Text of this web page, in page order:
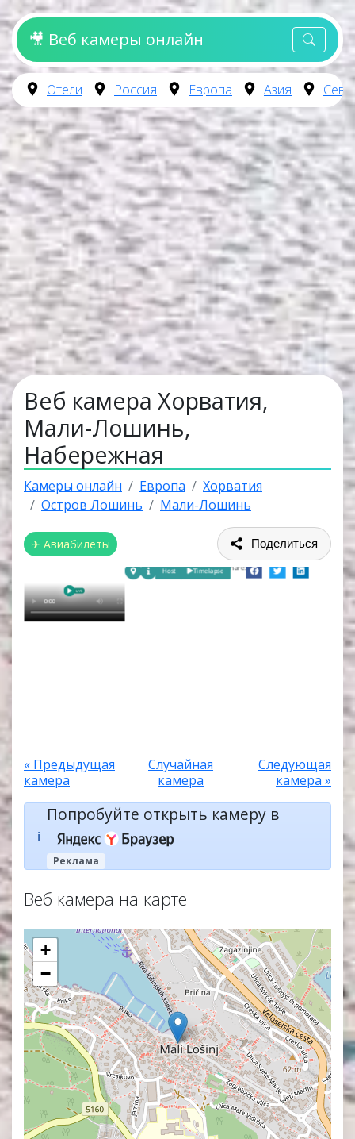
🎥 Веб камеры онлайн
Отели Россия Европа Азия
Веб камера Хорватия,
Мали-Лошинь,
Набережная
Камеры онлайн Европа
Хорватия
Остров Лошинь
Мали-Лошинь
✈ Авиабилеты Поделиться
« Предыдущая
камера
Случайная
камера
Следующая
камера »
ℹ️
Попробуйте открыть камеру в
Реклама
Веб камера на карте
+
−